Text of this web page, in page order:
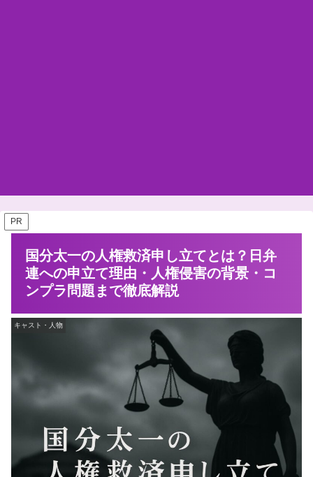
PR
国分太一の人権救済申し立てとは？日弁
連への申立て理由・人権侵害の背景・コ
ンプラ問題まで徹底解説
キャスト・人物